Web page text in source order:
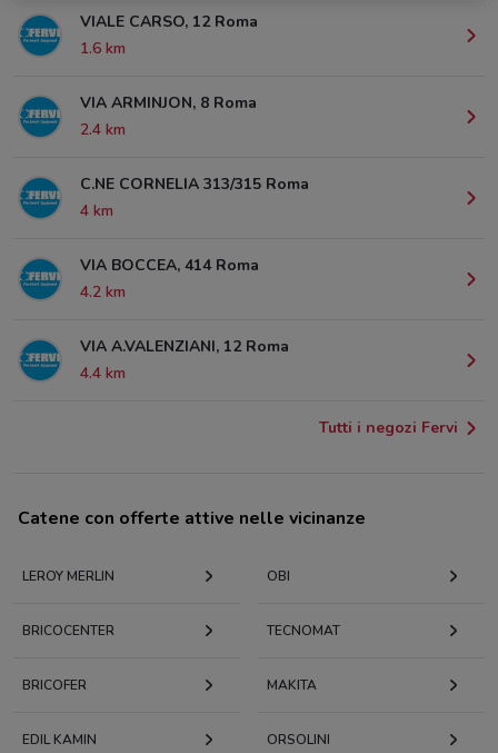
VIALE CARSO, 12 Roma
1.6 km
VIA ARMINJON, 8 Roma
2.4 km
C.NE CORNELIA 313/315 Roma
4 km
VIA BOCCEA, 414 Roma
4.2 km
VIA A.VALENZIANI, 12 Roma
4.4 km
Tutti i negozi Fervi
Catene con offerte attive nelle vicinanze
LEROY MERLIN OBI
BRICOCENTER TECNOMAT
BRICOFER MAKITA
EDIL KAMIN ORSOLINI